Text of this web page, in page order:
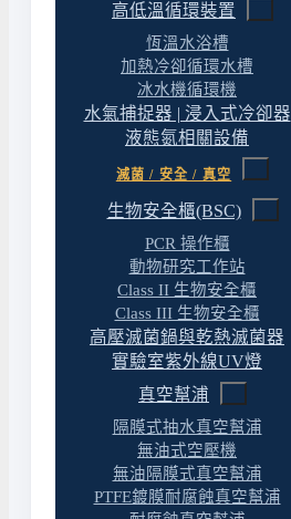
高低溫循環裝置
恆溫水浴槽
加熱冷卻循環水槽
冰水機循環機
水氣捕捉器 | 浸入式冷卻器
液態氮相關設備
滅菌 / 安全 / 真空
生物安全櫃(BSC)
PCR 操作櫃
動物研究工作站
Class II 生物安全櫃
Class III 生物安全櫃
高壓滅菌鍋與乾熱滅菌器
實驗室紫外線UV燈
真空幫浦
隔膜式抽水真空幫浦
無油式空壓機
無油隔膜式真空幫浦
PTFE鍍膜耐腐蝕真空幫浦